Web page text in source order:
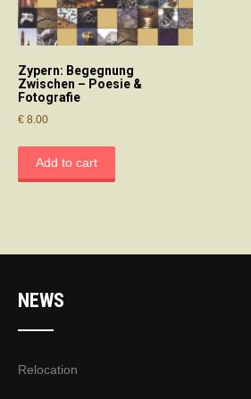
Zypern: Begegnung
Zwischen – Poesie &
Fotografie
€ 8.00
Add to cart
NEWS
Relocation